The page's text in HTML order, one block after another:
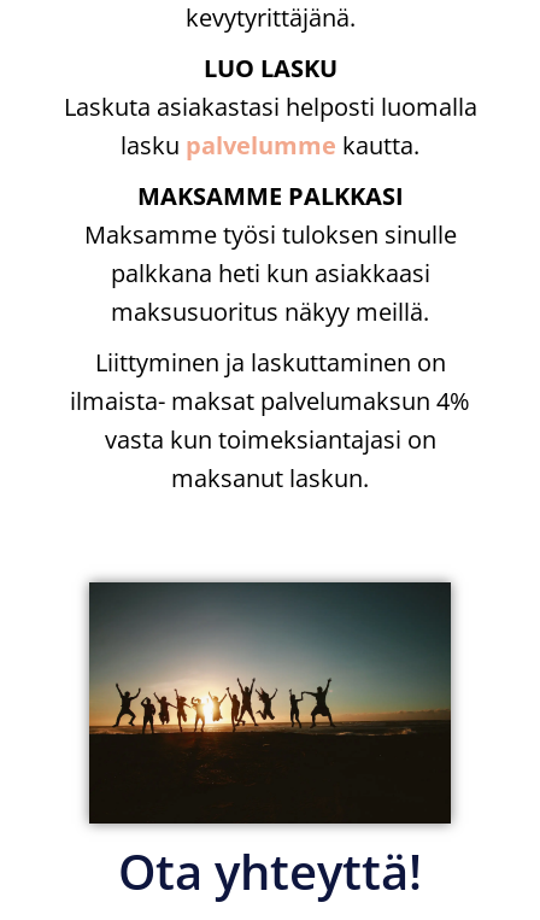
kevytyrittäjänä.
LUO LASKU
Laskuta asiakastasi helposti luomalla
lasku palvelumme kautta.
MAKSAMME PALKKASI
Maksamme työsi tuloksen sinulle
palkkana heti kun asiakkaasi
maksusuoritus näkyy meillä.
Liittyminen ja laskuttaminen on
ilmaista- maksat palvelumaksun 4%
vasta kun toimeksiantajasi on
maksanut laskun.
Ota yhteyttä!